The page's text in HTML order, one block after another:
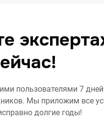
пользователями 7
Мы приложим все
долгие годы!